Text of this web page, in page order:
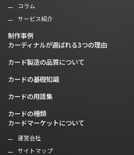
コラム
サービス紹介
制作事例
カーディナルが選ばれる3つの理由
カード製造の品質について
カードの基礎知識
カードの用語集
カードの種類
カードマーケットについて
運営会社
サイトマップ